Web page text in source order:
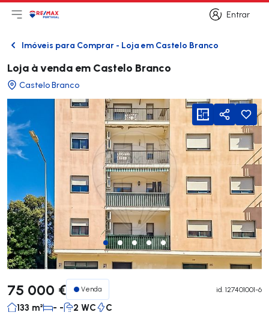
Entrar
Entrar
Abri menu principal
LogoIr para página inicial
VoltarImóveis para Comprar - Loja em Castelo Branco
Loja à venda em Castelo Branco
Castelo Branco
viewFloorPlan
Partilhar
75 000 € Venda id. 127401001-6
133 m² - - 2 WC C